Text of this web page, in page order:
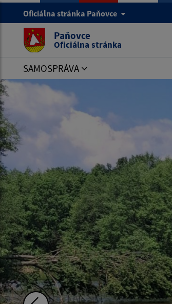
Oficiálna stránka Paňovce
Paňovce
Oficiálna stránka
SAMOSPRÁVA